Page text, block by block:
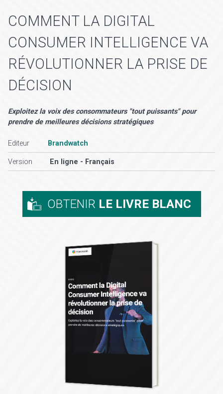
COMMENT LA DIGITAL
CONSUMER INTELLIGENCE VA
RÉVOLUTIONNER LA PRISE DE
DÉCISION
Exploitez la voix des consommateurs "tout puissants" pour
prendre de meilleures décisions stratégiques
Editeur Brandwatch
Version En ligne - Français
OBTENIR LE LIVRE BLANC